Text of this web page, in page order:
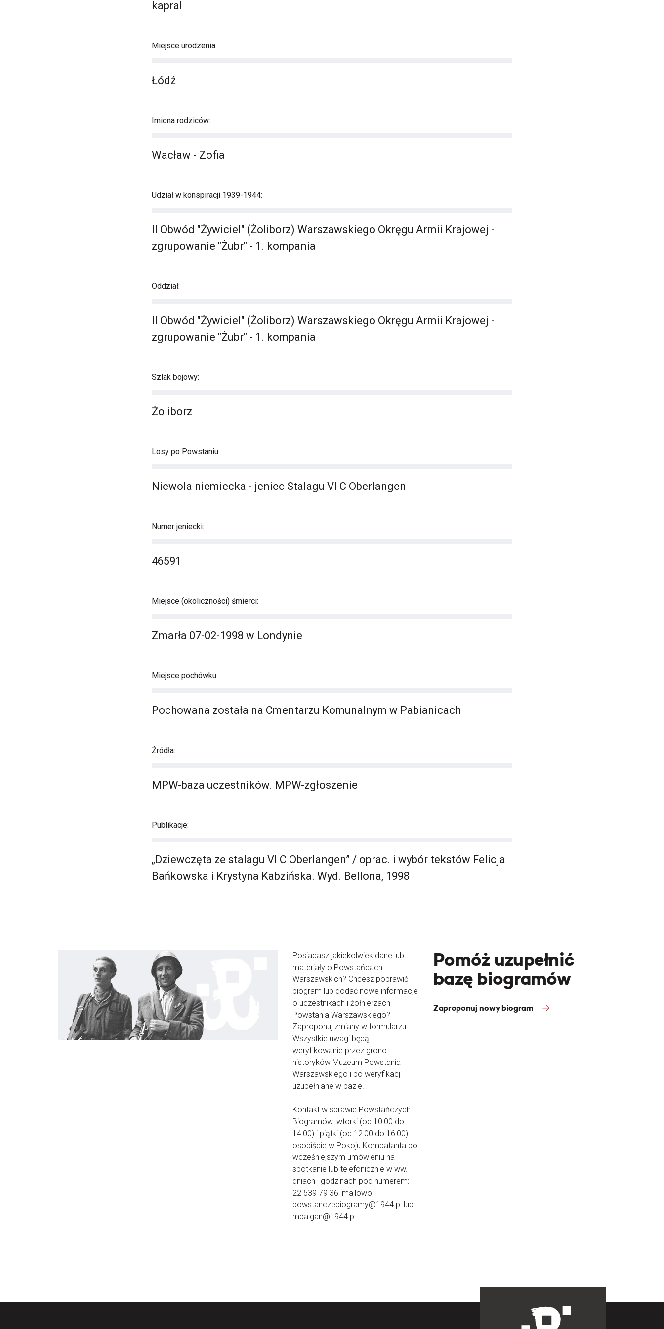
kapral
Miejsce urodzenia:
Łódź
Imiona rodziców:
Wacław - Zofia
Udział w konspiracji 1939-1944:
II Obwód "Żywiciel" (Żoliborz) Warszawskiego Okręgu Armii Krajowej -
zgrupowanie "Żubr" - 1. kompania
Oddział:
II Obwód "Żywiciel" (Żoliborz) Warszawskiego Okręgu Armii Krajowej -
zgrupowanie "Żubr" - 1. kompania
Szlak bojowy:
Żoliborz
Losy po Powstaniu:
Niewola niemiecka - jeniec Stalagu VI C Oberlangen
Numer jeniecki:
46591
Miejsce (okoliczności) śmierci:
Zmarła 07-02-1998 w Londynie
Miejsce pochówku:
Pochowana została na Cmentarzu Komunalnym w Pabianicach
Źródła:
MPW-baza uczestników. MPW-zgłoszenie
Publikacje:
„Dziewczęta ze stalagu VI C Oberlangen” / oprac. i wybór tekstów Felicja
Bańkowska i Krystyna Kabzińska. Wyd. Bellona, 1998
Posiadasz jakiekolwiek dane lub
materiały o Powstańcach
Warszawskich? Chcesz poprawić
biogram lub dodać nowe informacje
o uczestnikach i żołnierzach
Powstania Warszawskiego?
Zaproponuj zmiany w formularzu.
Wszystkie uwagi będą
weryfikowanie przez grono
historyków Muzeum Powstania
Warszawskiego i po weryfikacji
uzupełniane w bazie.
Kontakt w sprawie Powstańczych
Biogramów: wtorki (od 10:00 do
14:00) i piątki (od 12:00 do 16:00)
osobiście w Pokoju Kombatanta po
wcześniejszym umówieniu na
spotkanie lub telefonicznie w ww.
dniach i godzinach pod numerem:
22 539 79 36, mailowo:
powstanczebiogramy@1944.pl lub
mpalgan@1944.pl
Pomóż uzupełnić
bazę biogramów
Zaproponuj nowy biogram